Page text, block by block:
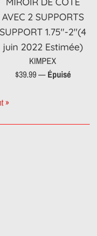
AVEC 2 SUPPORTS
SUPPORT 1.75″-2″(4
juin 2022 Estimée)
KIMPEX
Prix
$39.99— Épuisé
»